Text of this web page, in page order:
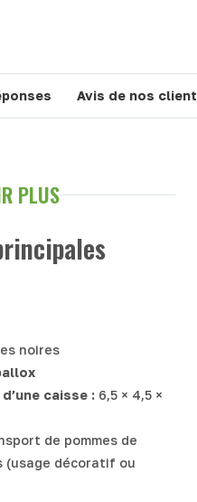
Avis de nos
PLUS
noires
caisse : 6,5 × 4,5 ×
de pommes de
(usage décoratif ou